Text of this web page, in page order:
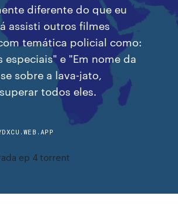
diferente do que eu
assisti outros filmes
temática policial como:
especiais" e "Em nome da
sobre a lava-jato,
todos eles.
ep 4 torrent